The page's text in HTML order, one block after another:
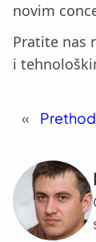
novim
Pratite nas
i
«